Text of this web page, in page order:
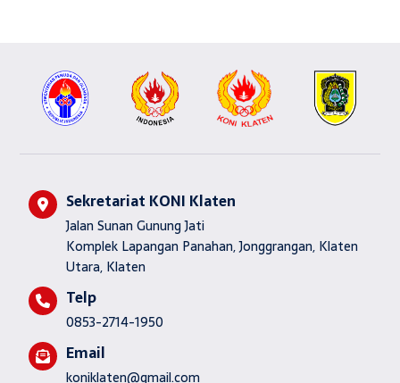
Sekretariat KONI Klaten
Jalan Sunan Gunung Jati
Komplek Lapangan Panahan, Jonggrangan, Klaten
Utara, Klaten
Telp
0853-2714-1950
Email
koniklaten@gmail.com